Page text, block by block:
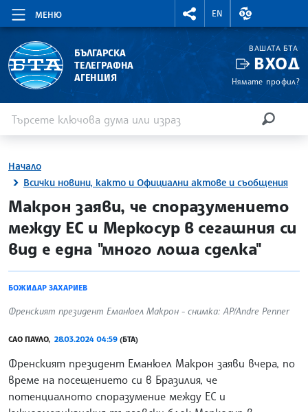
МЕНЮ
RIGHTMENU.SOCIAL
EN
ВАЛУТНИ
БЪЛГАРСКА
ТЕЛЕГРАФНА
АГЕНЦИЯ
ВАШАТА БТА
ВХОД
Нямате профил?
Начало
Всички новини, както и Официални актове и съобщения
site.bta
Макрон заяви, че споразумението
между ЕС и Меркосур в сегашния си
вид е една "много лоша сделка"
БОЖИДАР ЗАХАРИЕВ
Френският президент Еманюел Макрон - снимка: AP/Andre Penner
САО ПАУЛО, 28.03.2024 04:59 (БТА)
Френският президент Еманюел Макрон заяви вчера, по
време на посещението си в Бразилия, че
потенциалното споразумение между ЕС и